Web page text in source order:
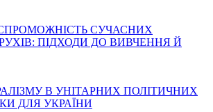
СУЧАСНИХ
ПІДХОДИ ДО ВИВЧЕННЯ Й
В УНІТАРНИХ ПОЛІТИЧНИХ
ДЛЯ УКРАЇНИ